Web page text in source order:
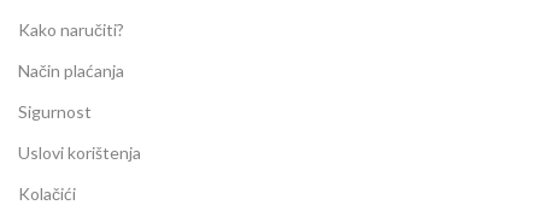
Kako naručiti?
Način plaćanja
Sigurnost
Uslovi korištenja
Kolačići